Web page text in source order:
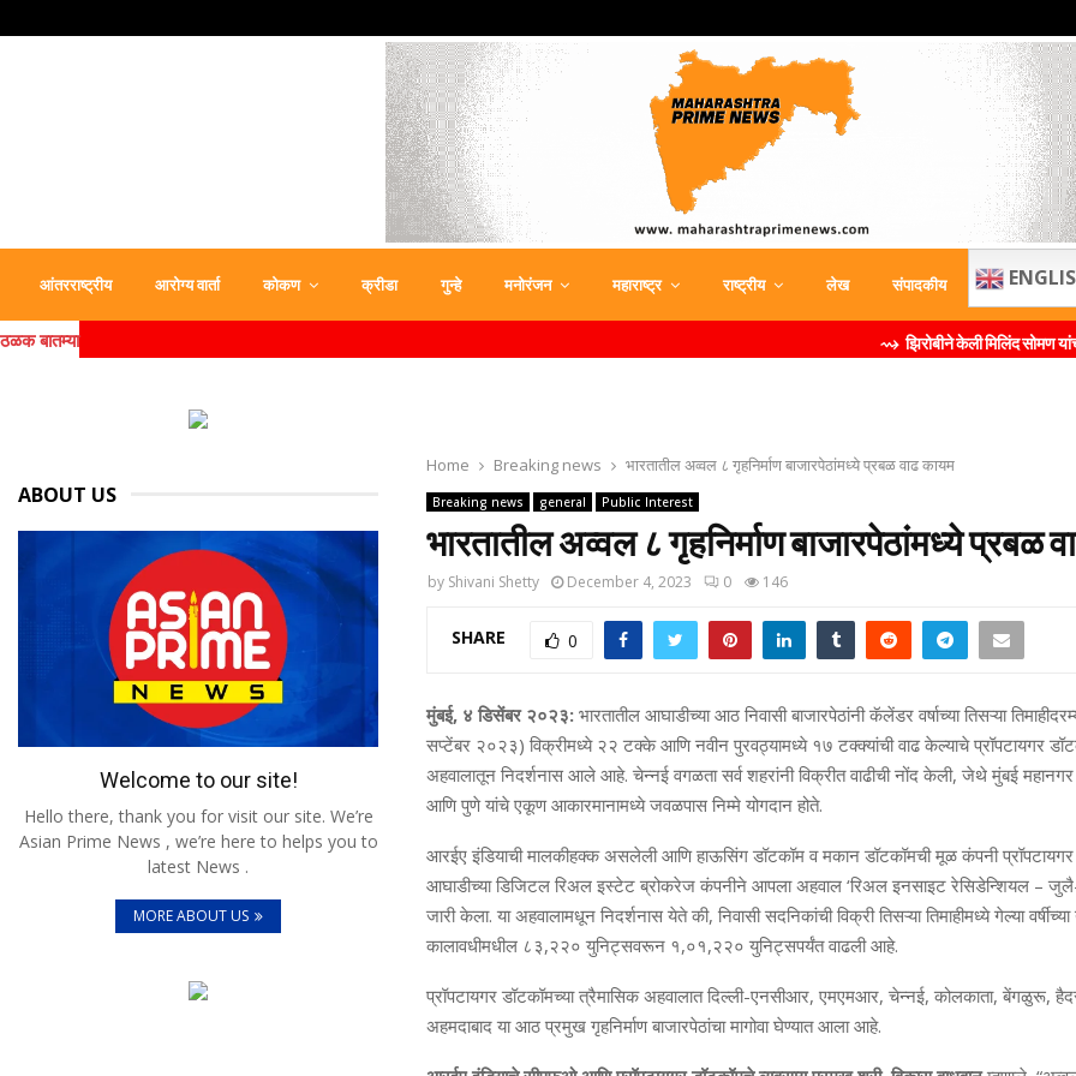
आंतरराष्ट्रीय आरोग्य वार्ता कोकण क्रीडा गुन्हे मनोरंजन महाराष्ट्र राष्ट्रीय लेख संपादकीय
ठळक बातम्या ⇝ झिरोबीने केली मिलिंद सोमण यांची ब्रँड दूत म्हणून
Home Breaking news भारतातील अव्‍वल ८ गृहनिर्माण बाजारपेठांमध्ये प्रबळ वाढ कायम
Breaking news general Public Interest
भारतातील अव्‍वल ८ गृहनिर्माण बाजारपेठांमध्ये प्रबळ
by Shivani Shetty December 4, 2023 0 146
SHARE 0
मुंबई, ४ डिसेंबर २०२३: भारतातील आघाडीच्‍या आठ निवासी बाजारपेठांनी कॅलेंडर वर्षाच्‍या तिसऱ्या
सप्‍टेंबर २०२३) विक्रीमध्‍ये २२ टक्‍के आणि नवीन पुरवठ्यामध्‍ये १७ टक्‍क्यांची वाढ केल्याचे प्रॉपटायगर
अहवालातून निदर्शनास आले आहे. चेन्‍नई वगळता सर्व शहरांनी विक्रीत वाढीची नोंद केली, जेथे मुंबई
आणि पुणे यांचे एकूण आकारमानामध्‍ये जवळपास निम्‍मे योगदान होते.
आरईए इंडियाची मालकीहक्‍क असलेली आणि हाऊसिंग डॉटकॉम व मकान डॉटकॉमची मूळ कंपनी प्रॉपटायगर
आघाडीच्‍या डिजिटल रिअल इस्‍टेट ब्रोकरेज कंपनीने आपला अहवाल ‘रिअल इनसाइट रेसिडेन्शियल –
जारी केला. या अहवालामधून निदर्शनास येते की, निवासी सदनिकांची विक्री तिसऱ्या तिमाहीमध्‍ये गेल्‍या वर्षीच्‍या
कालावधीमधील ८३,२२० युनिट्सवरून १,०१,२२० युनिट्सपर्यंत वाढली आहे.
प्रॉपटायगर डॉटकॉमच्या त्रैमासिक अहवालात दिल्ली-एनसीआर, एमएमआर, चेन्नई, कोलकाता, बेंगळुरू,
अहमदाबाद या आठ प्रमुख गृहनिर्माण बाजारपेठांचा मागोवा घेण्‍यात आला आहे.
ABOUT US
Welcome to our site!
Hello there, thank you for visit our site. We’re
Asian Prime News , we’re here to helps you to
latest News .
MORE ABOUT US